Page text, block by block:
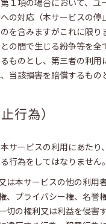
１項の場合において、ユ
の対応（本サービスの停
を含みますがこれに限り
の間で生じる紛争等を全
ものとし、第三者の利用
当該損害を賠償するもの
行為）
サービスの利用にあたり
行為をしてはなりません。
又は本サービスの他の利用
、プライバシー権、名誉
切の権利又は利益を侵害